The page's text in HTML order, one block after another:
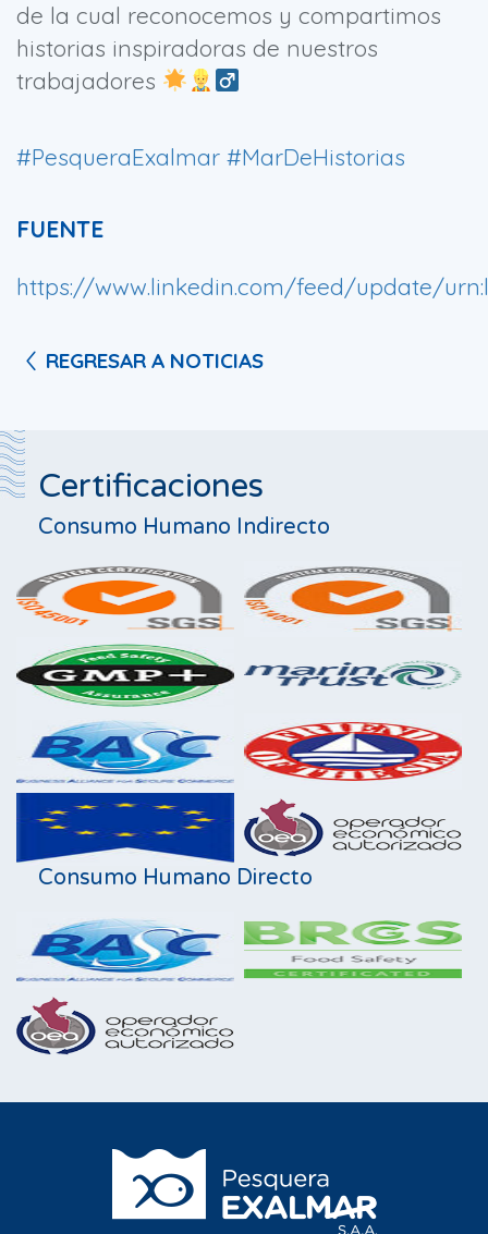
de la cual reconocemos y compartimos
historias inspiradoras de nuestros
trabajadores
#PesqueraExalmar #MarDeHistorias
FUENTE
https://www.linkedin.com/feed/update/
REGRESAR A NOTICIAS
Certificaciones
Consumo Humano Indirecto
Consumo Humano Directo